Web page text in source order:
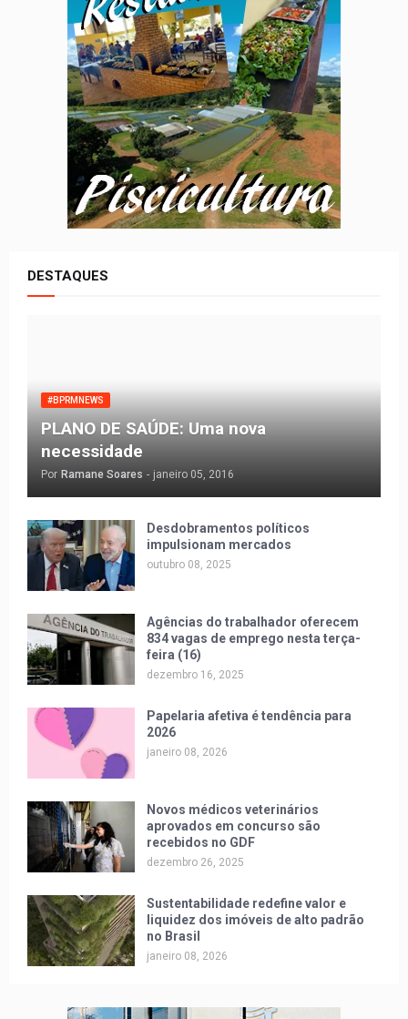
DESTAQUES
#BPRMNEWS
PLANO DE SAÚDE: Uma nova
necessidade
Por Ramane Soares - janeiro 05, 2016
Desdobramentos políticos
impulsionam mercados
outubro 08, 2025
Agências do trabalhador oferecem
834 vagas de emprego nesta terça-
feira (16)
dezembro 16, 2025
Papelaria afetiva é tendência para
2026
janeiro 08, 2026
Novos médicos veterinários
aprovados em concurso são
recebidos no GDF
dezembro 26, 2025
Sustentabilidade redefine valor e
liquidez dos imóveis de alto padrão
no Brasil
janeiro 08, 2026